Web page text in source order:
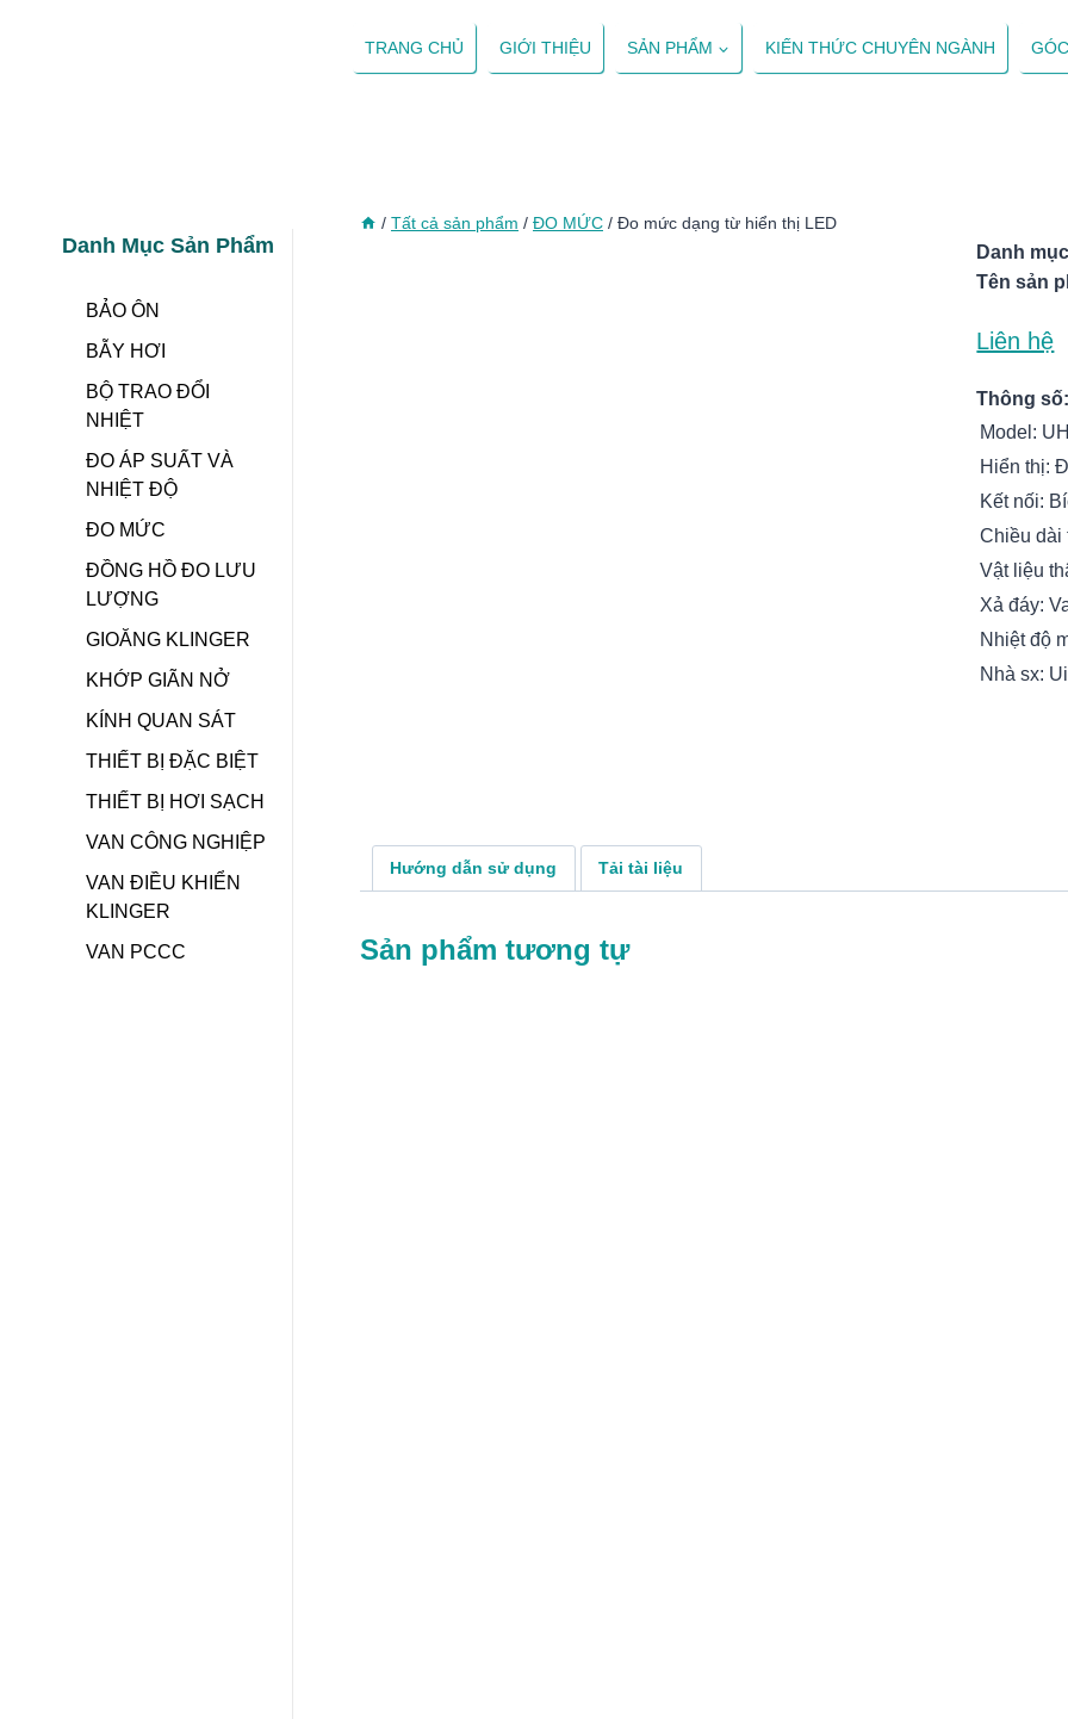
TRANG CHỦ GIỚI THIỆU SẢN PHẨM KIẾN THỨC CHUYÊN NGÀNH
/ Tất cả sản phẩm / ĐO MỨC / Đo mức dạng từ hiển thị LED
Danh
Tên sản
Liên hệ
Thông
Model:
Hiển thị:
Kết nối:
Chiều dài
Vật liệu
Xả đáy:
Nhiệt độ
Nhà sx:
Hướng dẫn sử dụng Tải tài liệu
Sản phẩm tương tự
Danh Mục Sản Phẩm
BẢO ÔN
BẪY HƠI
BỘ TRAO ĐỔI
NHIỆT
ĐO ÁP SUẤT VÀ
NHIỆT ĐỘ
ĐO MỨC
ĐỒNG HỒ ĐO LƯU
LƯỢNG
GIOĂNG KLINGER
KHỚP GIÃN NỞ
KÍNH QUAN SÁT
THIẾT BỊ ĐẶC BIỆT
THIẾT BỊ HƠI SẠCH
VAN CÔNG NGHIỆP
VAN ĐIỀU KHIỂN
KLINGER
VAN PCCC